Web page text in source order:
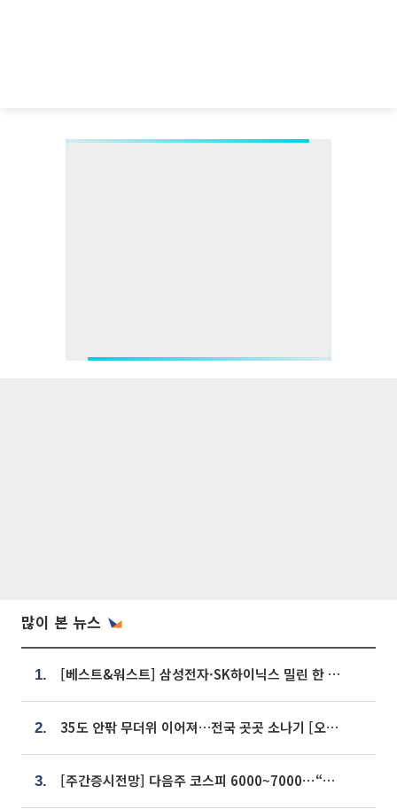
많이 본 뉴스
1. [베스트&워스트] 삼성전자·SK하이닉스 밀린 한 주…상상인증권은 85% 급등
2. 35도 안팎 무더위 이어져…전국 곳곳 소나기 [오늘 날씨]
3. [주간증시전망] 다음주 코스피 6000~7000⋯“外人 수급은 정책이 변수”